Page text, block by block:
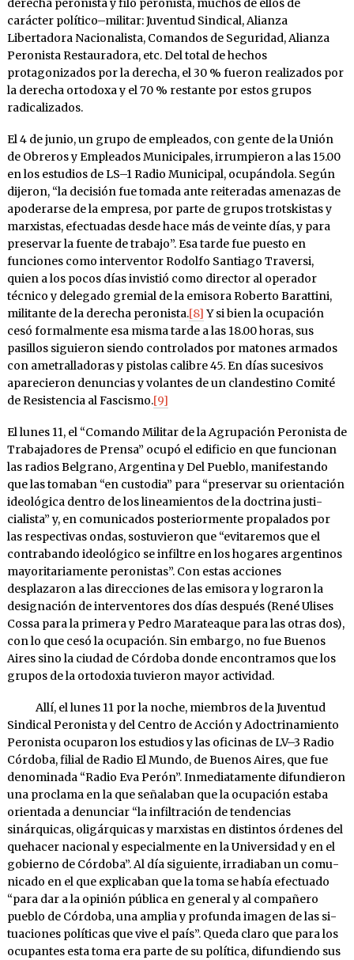
derecha peronista y filo peronista, muchos de ellos de
carácter político–militar: Juventud Sindical, Alianza
Libertadora Nacionalista, Comandos de Seguridad, Alianza
Peronista Restauradora, etc. Del total de hechos
protagonizados por la derecha, el 30 % fueron realizados por
la derecha ortodoxa y el 70 % restante por estos grupos
radicalizados.
El 4 de junio, un grupo de empleados, con gente de la Unión
de Obreros y Empleados Municipales, irrumpieron a las 15.00
en los estudios de LS–1 Radio Municipal, ocupándola. Según
dijeron, “la decisión fue tomada ante reiteradas amenazas de
apoderarse de la empresa, por parte de grupos trotskistas y
marxistas, efectuadas desde hace más de veinte días, y para
preservar la fuente de trabajo”. Esa tarde fue puesto en
funciones como interventor Rodolfo Santiago Traversi,
quien a los pocos días invistió como director al operador
técnico y delegado gremial de la emisora Roberto Barattini,
militante de la derecha peronista.[8] Y si bien la ocupación
cesó formalmente esa misma tarde a las 18.00 horas, sus
pasillos siguieron siendo controlados por matones armados
con ametralladoras y pistolas calibre 45. En días sucesivos
aparecieron denuncias y volantes de un clandestino Comité
de Resistencia al Fascismo.[9]
El lunes 11, el “Comando Militar de la Agrupa­ción Pero­nista de
Trabajadores de Prensa” ocupó el edificio en que funcionan
las radios Belgrano, Argentina y Del Pueblo, manifestando
que las to­maban “en custodia” para “pre­servar su orien­tación
ideológica den­tro de los lineamientos de la doctrina justi­
cialista” y, en comu­nica­dos posteriormente propala­dos por
las res­pectivas ondas, sos­tuvie­ron que “evitaremos que el
contrabando ideológico se in­filtre en los hogares argenti­nos
mayo­ritariamente peronistas”. Con estas acciones
desplazaron a las direcciones de las emisora y lograron la
designación de interventores dos días después (René Ulises
Cossa para la primera y Pedro Marateaque para las otras dos),
con lo que cesó la ocupación. Sin embargo, no fue Buenos
Aires sino la ciudad de Cór­doba donde encontramos que los
grupos de la ortodoxia tuvie­ron mayor actividad.
Allí, el lunes 11 por la noche, miem­bros de la Juventud
Sin­di­cal Peronista y del Centro de Acción y Adoc­trina­miento
Peronista ocuparon los es­tudios y las oficinas de LV–3 Ra­dio
Córdoba, filial de Radio El Mundo, de Buenos Aires, que fue
denominada “Radio Eva Perón”. In­mediatamente difundieron
una pro­clama en la que señala­ban que la ocupación estaba
orientada a denunciar “la infiltración de tenden­cias
sinárquicas, oligárquicas y marxistas en distintos órde­nes del
quehacer nacional y especialmente en la Universidad y en el
go­bierno de Córdoba”. Al día si­guiente, irradiaban un comu­
ni­cado en el que explicaban que la toma se había efectuado
“para dar a la opinión pública en general y al compañe­ro
pue­blo de Cór­doba, una amplia y profunda imagen de las si­
tua­cio­nes políticas que vive el país”. Queda claro que para los
ocupantes esta toma era parte de su política, difundiendo sus